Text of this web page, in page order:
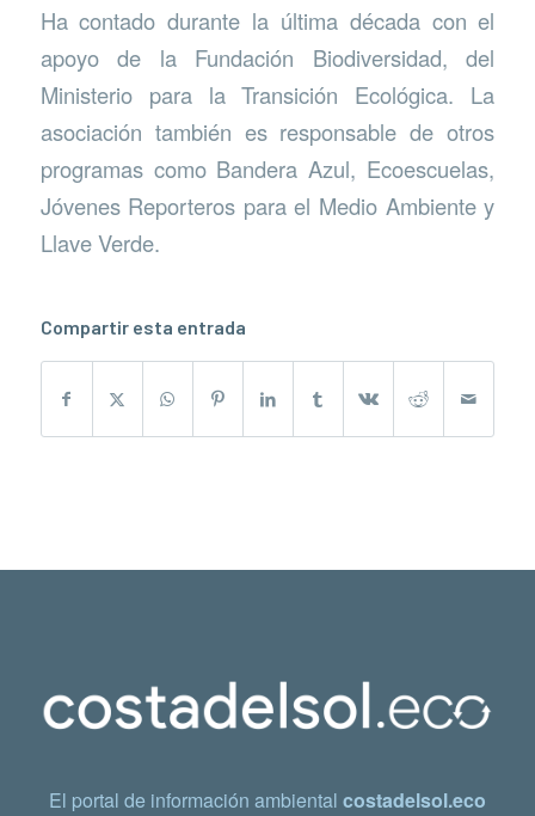
Ha contado durante la última década con el
apoyo de la Fundación Biodiversidad, del
Ministerio para la Transición Ecológica. La
asociación también es responsable de otros
programas como Bandera Azul, Ecoescuelas,
Jóvenes Reporteros para el Medio Ambiente y
Llave Verde.
Compartir esta entrada
El portal de información ambiental costadelsol.eco